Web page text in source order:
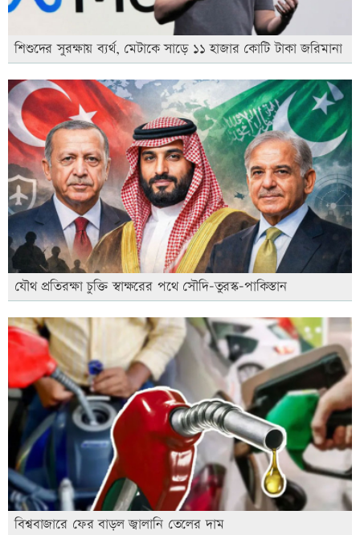
শিশুদের সুরক্ষায় ব্যর্থ, মেটাকে সাড়ে ১১ হাজার কোটি টাকা জরিমানা
যৌথ প্রতিরক্ষা চুক্তি স্বাক্ষরের পথে সৌদি-তুরস্ক-পাকিস্তান
বিশ্ববাজারে ফের বাড়ল জ্বালানি তেলের দাম